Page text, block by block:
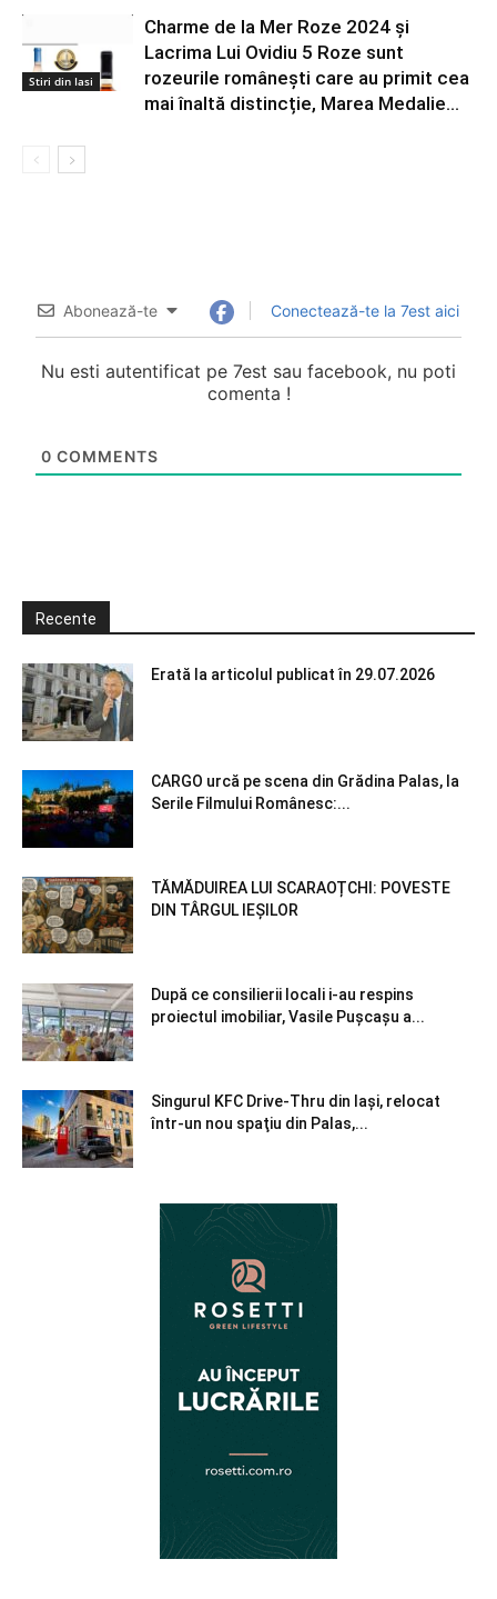
Stiri din Iasi
Charme de la Mer Roze 2024 și
Lacrima Lui Ovidiu 5 Roze sunt
rozeurile românești care au primit cea
mai înaltă distincție, Marea Medalie...
Abonează-te Conectează-te la 7est aici
Nu esti autentificat pe 7est sau facebook, nu poti
comenta !
0 COMMENTS
Recente
Erată la articolul publicat în 29.07.2026
CARGO urcă pe scena din Grădina Palas, la
Serile Filmului Românesc:...
TĂMĂDUIREA LUI SCARAOȚCHI: POVESTE
DIN TÂRGUL IEȘILOR
După ce consilierii locali i-au respins
proiectul imobiliar, Vasile Pușcașu a...
Singurul KFC Drive-Thru din Iași, relocat
într-un nou spaţiu din Palas,...